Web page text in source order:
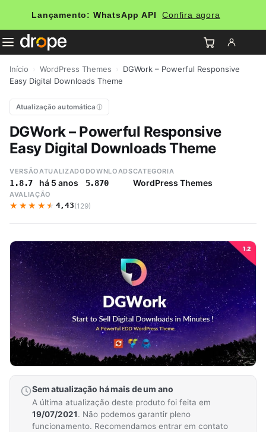
Lançamento: WhatsApp API Confira agora
Início WordPress Themes
DGWork – Powerful Responsive
Easy Digital Downloads Theme
Atualização automática
DGWork – Powerful Responsive
Easy Digital Downloads Theme
VERSÃO
1.8.7
ATUALIZADO
há 5 anos
DOWNLOADS
5.870
CATEGORIA
WordPress Themes
AVALIAÇÃO
★★★★★
★★★★★ 4,43(129)
Sem atualização há mais de um ano
A última atualização deste produto foi feita em
19/07/2021. Não podemos garantir pleno
funcionamento. Recomendamos entrar em contato